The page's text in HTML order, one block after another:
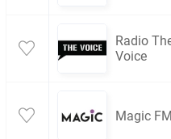
Radio
Voice
Magic FM